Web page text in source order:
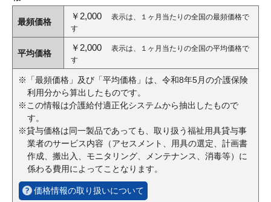
最頻価格
￥2,000
表示は、１ヶ月当たりの全国の最頻価格で
す
平均価格
￥2,000
表示は、１ヶ月当たりの全国の平均価格で
す
※「最頻価格」及び「平均価格」は、令和8年5月の介護保険
利用分から算出したものです。
※この情報は介護給付適正化システムから抽出したもので
す。
※貸与価格は同一製品であっても、取り扱う福祉用具貸与事
業者のサービス内容（アセスメント、用具の選定、計画書
作成、搬出入、モニタリング、メンテナンス、消毒等）に
係わる費用によってことなります。
価格情報の取り扱いについて